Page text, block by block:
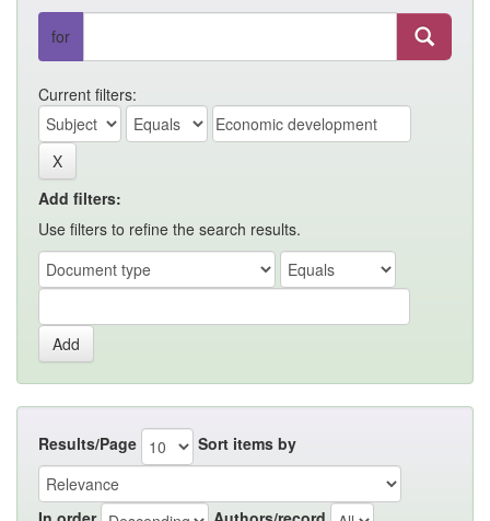
for
Current filters:
Add filters:
Use filters to refine the search results.
Results/Page Sort items by